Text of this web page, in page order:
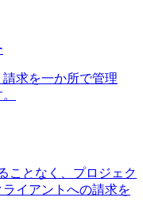
求を一か所で管理
ことなく、プロジェク
イアントへの請求を